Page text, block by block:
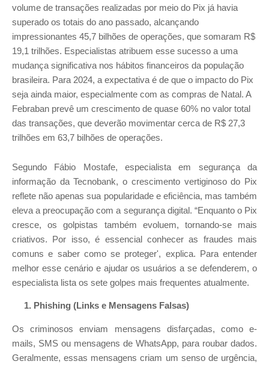
volume de transações realizadas por meio do Pix já havia
superado os totais do ano passado, alcançando
impressionantes 45,7 bilhões de operações, que somaram R$
19,1 trilhões. Especialistas atribuem esse sucesso a uma
mudança significativa nos hábitos financeiros da população
brasileira. Para 2024, a expectativa é de que o impacto do Pix
seja ainda maior, especialmente com as compras de Natal. A
Febraban prevê um crescimento de quase 60% no valor total
das transações, que deverão movimentar cerca de R$ 27,3
trilhões em 63,7 bilhões de operações.
Segundo Fábio Mostafe, especialista em segurança da
informação da Tecnobank, o crescimento vertiginoso do Pix
reflete não apenas sua popularidade e eficiência, mas também
eleva a preocupação com a segurança digital. “Enquanto o Pix
cresce, os golpistas também evoluem, tornando-se mais
criativos. Por isso, é essencial conhecer as fraudes mais
comuns e saber como se proteger', explica. Para entender
melhor esse cenário e ajudar os usuários a se defenderem, o
especialista lista os sete golpes mais frequentes atualmente.
1. Phishing (Links e Mensagens Falsas)
Os criminosos enviam mensagens disfarçadas, como e-
mails, SMS ou mensagens de WhatsApp, para roubar dados.
Geralmente, essas mensagens criam um senso de urgência,